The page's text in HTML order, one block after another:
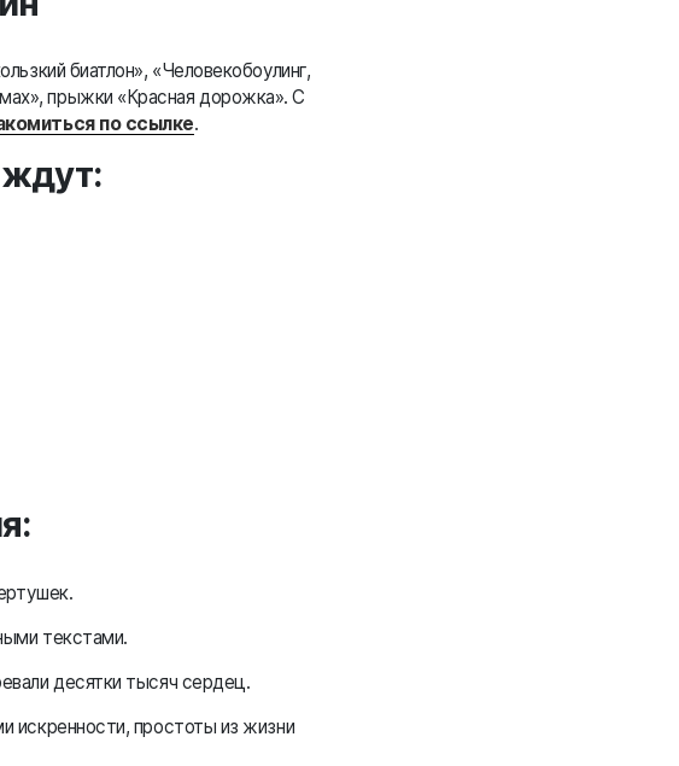
биатлон», «Человекобоулинг,
прыжки «Красная дорожка». С
по ссылке.
ждут:
текстами.
десятки тысяч сердец.
искренности, простоты из жизни